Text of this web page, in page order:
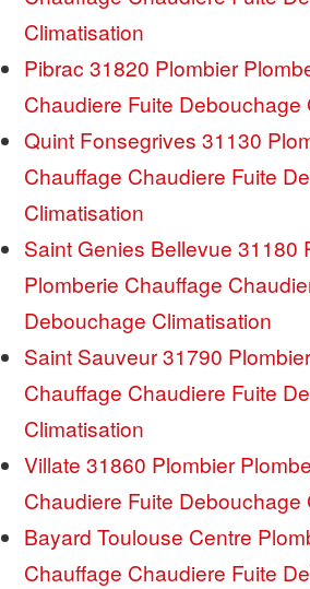
Climatisation
Pibrac 31820 Plombier
Chaudiere Fuite Debouchage
Quint Fonsegrives 31130
Chauffage Chaudiere Fuite
Climatisation
Saint Genies Bellevue 31180
Plomberie Chauffage
Debouchage Climatisation
Saint Sauveur 31790
Chauffage Chaudiere Fuite
Climatisation
Villate 31860 Plombier
Chaudiere Fuite Debouchage
Bayard Toulouse Centre
Chauffage Chaudiere Fuite